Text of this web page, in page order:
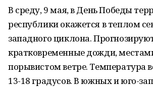
В среду, 9 мая, в День Победы
республики окажется в теплом
западного циклона.
кратковременные дожди,
порывистом ветре. Температура
13-18 градусов. В южных и юго-